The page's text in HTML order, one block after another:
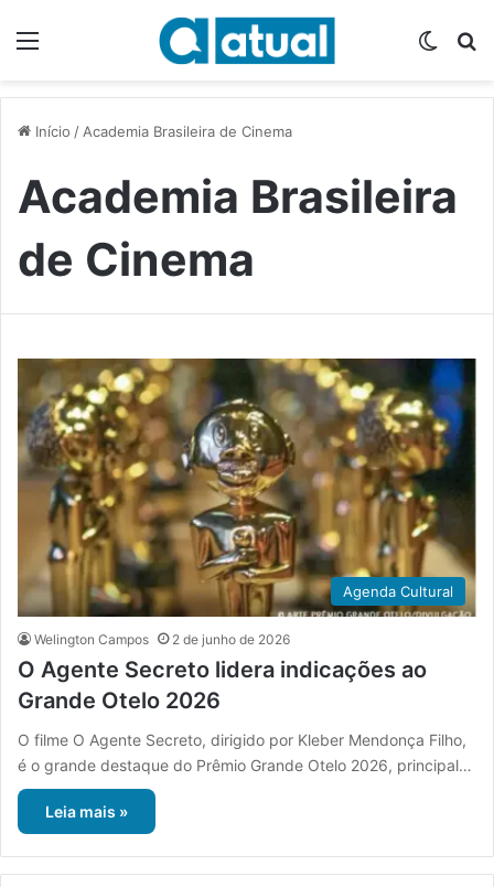
Início / Academia Brasileira de Cinema
Academia Brasileira
de Cinema
Agenda Cultural
Welington Campos 2 de junho de 2026
O Agente Secreto lidera indicações ao
Grande Otelo 2026
O filme O Agente Secreto, dirigido por Kleber Mendonça Filho,
é o grande destaque do Prêmio Grande Otelo 2026, principal…
Leia mais »